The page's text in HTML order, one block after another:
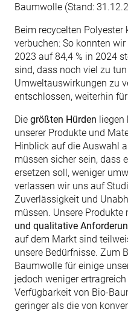
Baumwolle (Stand:
Beim recycelten
verbuchen: So konnten
2023 auf 84,4 % in 2024
sind, dass noch viel zu
Umweltauswirkungen zu
entschlossen, weiterhin
Die größten Hürden liegen
unserer Produkte und
Hinblick auf die Auswahl
müssen sicher sein, dass
ersetzen soll, weniger
verlassen wir uns auf
Zuverlässigkeit und
müssen.‌ Unsere Produkte
und qualitative
auf dem Markt sind
unsere Bedürfnisse. Zum
Baumwolle für einige
jedoch weniger
Verfügbarkeit von Bio-
geringer als die von